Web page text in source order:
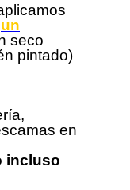
un
seco
pintado)
en
incluso